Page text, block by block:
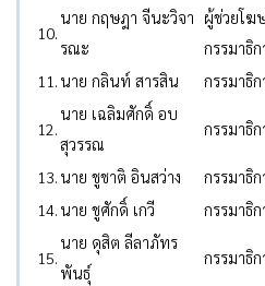
10.
นาย กฤษฎา จีนะวิจา
รณะ
ผู้ช่วยโฆ
กรรมาธิก
11. นาย กลินท์ สารสิน กรรมาธิก
12.
นาย เฉลิมศักดิ์ อบ
สุวรรณ
กรรมาธิก
13. นาย ชูชาติ อินสว่าง
กรรมาธิก
14. นาย ชูศักดิ์ เกวี กรรมาธิก
15.
นาย ดุสิต ลีลาภัทร
พันธุ์
กรรมาธิก